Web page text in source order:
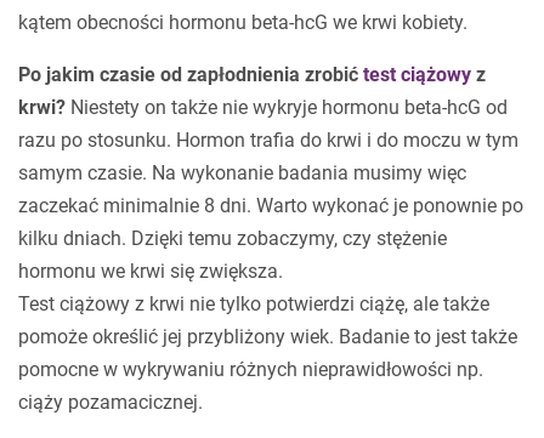
kątem obecności hormonu beta-hcG we krwi kobiety.
Po jakim czasie od zapłodnienia zrobić test ciążowy z
krwi? Niestety on także nie wykryje hormonu beta-hcG od
razu po stosunku. Hormon trafia do krwi i do moczu w tym
samym czasie. Na wykonanie badania musimy więc
zaczekać minimalnie 8 dni. Warto wykonać je ponownie po
kilku dniach. Dzięki temu zobaczymy, czy stężenie
hormonu we krwi się zwiększa.
Test ciążowy z krwi nie tylko potwierdzi ciążę, ale także
pomoże określić jej przybliżony wiek. Badanie to jest także
pomocne w wykrywaniu różnych nieprawidłowości np.
ciąży pozamacicznej.